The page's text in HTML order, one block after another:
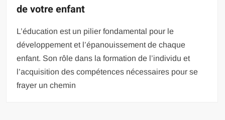
de votre enfant
L’éducation est un pilier fondamental pour le
développement et l’épanouissement de chaque
enfant. Son rôle dans la formation de l’individu et
l’acquisition des compétences nécessaires pour se
frayer un chemin